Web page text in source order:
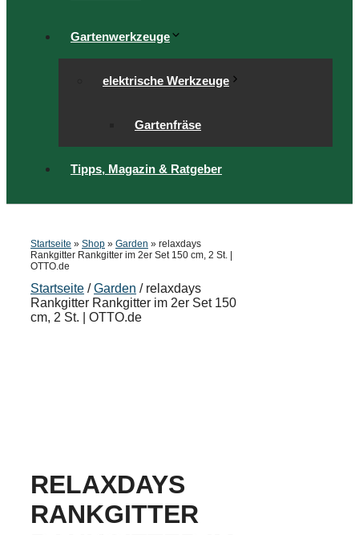
Gartenwerkzeuge
elektrische Werkzeuge
Gartenfräse
Tipps, Magazin & Ratgeber
Startseite » Shop » Garden » relaxdays
Rankgitter Rankgitter im 2er Set 150 cm, 2 St. |
OTTO.de
Startseite /Garden / relaxdays
Rankgitter Rankgitter im 2er Set 150
cm, 2 St. | OTTO.de
RELAXDAYS
RANKGITTER